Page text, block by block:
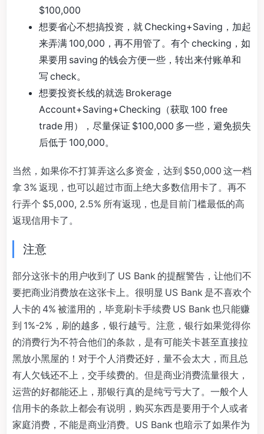
$100,000
想要省心不想搞投资，就 Checking+Saving，加起
来弄满 100,000，再不用管了。有个 checking，如
果要用 saving 的钱会方便一些，转出来付账单和
写 check。
想要投资长线的就选 Brokerage
Account+Saving+Checking（获取 100 free
trade 用），尽量保证 $100,000 多一些，避免损失
后低于 100,000。
当然，如果你不打算弄这么多资金，达到 $50,000 这一档
拿 3% 返现，也可以超过市面上绝大多数信用卡了。再不
行弄个 $5,000, 2.5% 所有返现，也是目前门槛最低的高
返现信用卡了。
注意
部分这张卡的用户收到了 US Bank 的提醒警告，让他们不
要把商业消费放在这张卡上。很明显 US Bank 是不喜欢个
人卡的 4% 被滥用的，毕竟刷卡手续费 US Bank 也只能赚
到 1%-2%，刷的越多，银行越亏。注意，银行如果觉得你
的消费行为不符合他们的条款，是有可能关卡甚至直接拉
黑放小黑屋的！对于个人消费还好，量不会太大，而且总
有人欠钱还不上，交手续费的。但是商业消费流量很大，
运营的好都能还上，那银行真的是纯亏亏大了。一般个人
信用卡的条款上都会有说明，购买东西是要用于个人或者
家庭消费，不能是商业消费。US Bank 也暗示了如果作为